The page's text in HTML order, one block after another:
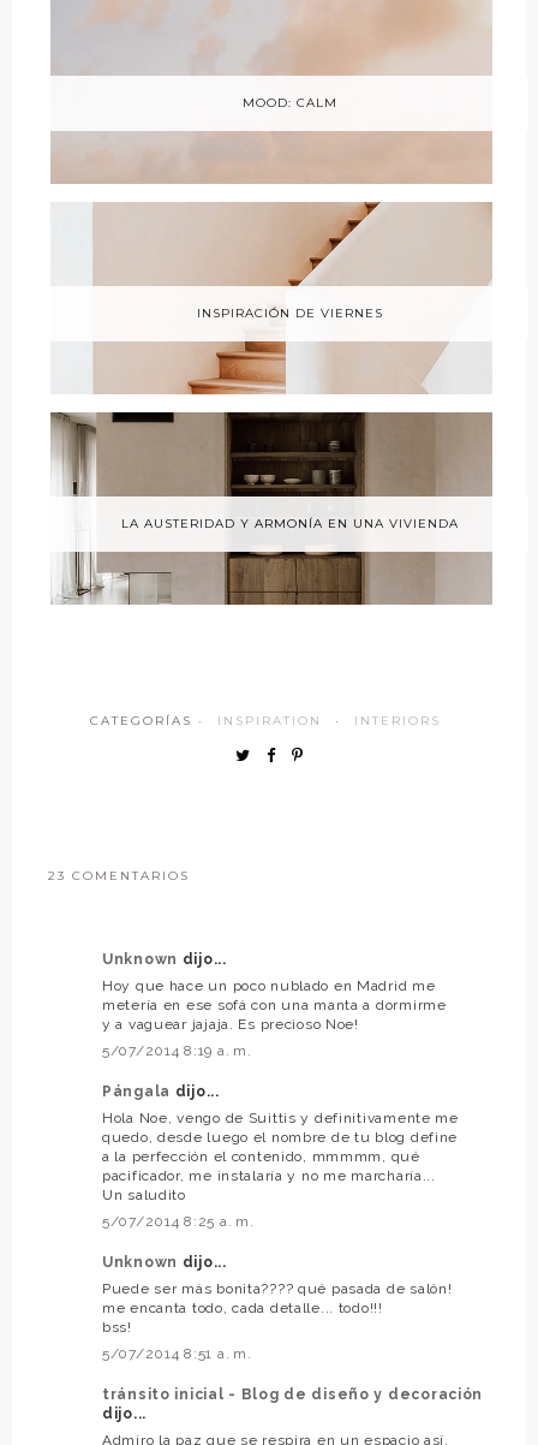
MOOD: CALM
INSPIRACIÓN DE VIERNES
LA AUSTERIDAD Y ARMONÍA EN UNA VIVIENDA
CATEGORÍAS · INSPIRATION · INTERIORS
23 COMENTARIOS
Unknown dijo...
Hoy que hace un poco nublado en Madrid me
metería en ese sofá con una manta a dormirme
y a vaguear jajaja. Es precioso Noe!
5/07/2014 8:19 a. m.
Pángala dijo...
Hola Noe, vengo de Suittis y definitivamente me
quedo, desde luego el nombre de tu blog define
a la perfección el contenido, mmmmm, qué
pacificador, me instalaría y no me marcharía...
Un saludito
5/07/2014 8:25 a. m.
Unknown dijo...
Puede ser más bonita???? qué pasada de salón!
me encanta todo, cada detalle... todo!!!
bss!
5/07/2014 8:51 a. m.
tránsito inicial - Blog de diseño y decoración
dijo...
Admiro la paz que se respira en un espacio así,